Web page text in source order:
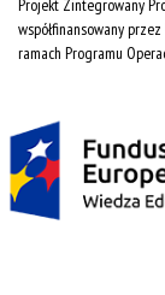
Projekt Zintegrowany
współfinansowany
ramach Programu